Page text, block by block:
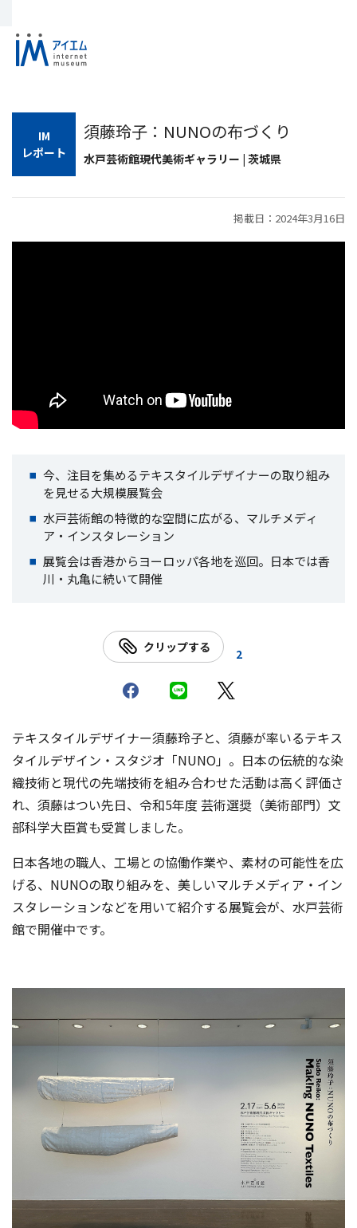
IM
レポート
須藤玲子：NUNOの布づくり
水戸芸術館現代美術ギャラリー | 茨城県
掲載日：2024年3月16日
今、注目を集めるテキスタイルデザイナーの取り組み
を見せる大規模展覧会
水戸芸術館の特徴的な空間に広がる、マルチメディ
ア・インスタレーション
展覧会は香港からヨーロッパ各地を巡回。日本では香
川・丸亀に続いて開催
クリップする 2
テキスタイルデザイナー須藤玲子と、須藤が率いるテキス
タイルデザイン・スタジオ「NUNO」。日本の伝統的な染
織技術と現代の先端技術を組み合わせた活動は高く評価さ
れ、須藤はつい先日、令和5年度 芸術選奨（美術部門）文
部科学大臣賞も受賞しました。
日本各地の職人、工場との協働作業や、素材の可能性を広
げる、NUNOの取り組みを、美しいマルチメディア・イン
スタレーションなどを用いて紹介する展覧会が、水戸芸術
館で開催中です。